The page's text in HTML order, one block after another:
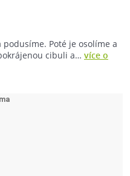
Poté je osolíme a
cibuli a… více o